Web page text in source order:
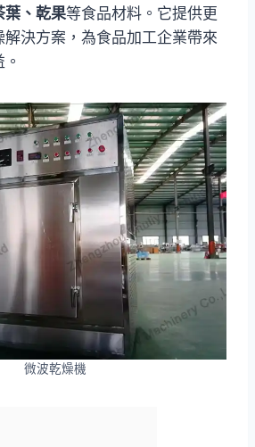
葉、乾果等食品材料。它提供更
決方案，為食品加工企業帶來
微波乾燥機